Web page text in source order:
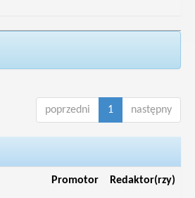
poprzedni 1 następny
Promotor Redaktor(rzy)